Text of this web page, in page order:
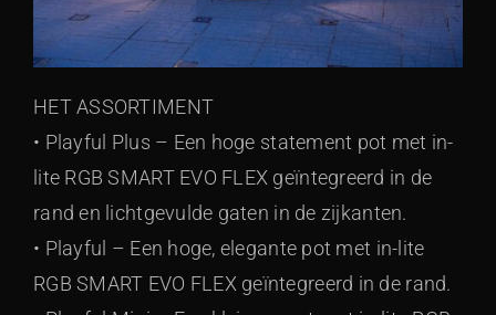
HET ASSORTIMENT
• Playful Plus – Een hoge statement pot met in-
lite RGB SMART EVO FLEX geïntegreerd in de
rand en lichtgevulde gaten in de zijkanten.
• Playful – Een hoge, elegante pot met in-lite
RGB SMART EVO FLEX geïntegreerd in de rand.